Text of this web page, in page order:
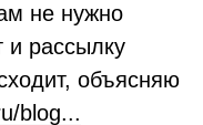
не нужно
и рассылку
объясняю
blog...